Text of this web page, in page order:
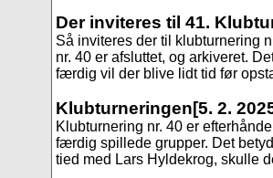
Der inviteres til 41.
Så inviteres der til klubturnering
nr. 40 er afsluttet, og arkiveret.
færdig vil der blive lidt tid før
Klubturneringen[5. 2.
Klubturnering nr. 40 er
færdig spillede grupper. Det
tied med Lars Hyldekrog, skulle